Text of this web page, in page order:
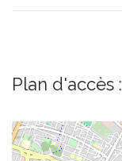
Plan d'accès :